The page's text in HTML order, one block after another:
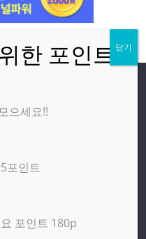
으세요!!
포인트
포인트 180p